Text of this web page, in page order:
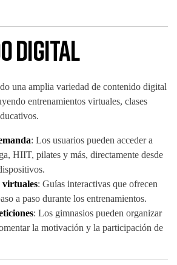
Digital
una amplia variedad de contenido digital
entrenamientos virtuales, clases
: Los usuarios pueden acceder a
HIIT, pilates y más, directamente desde
virtuales: Guías interactivas que ofrecen
a paso durante los entrenamientos.
: Los gimnasios pueden organizar
la motivación y la participación de